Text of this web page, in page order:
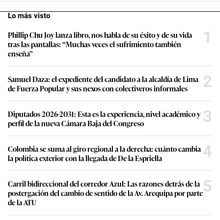
Lo más visto
Phillip Chu Joy lanza libro, nos habla de su éxito y de su vida
tras las pantallas: “Muchas veces el sufrimiento también
enseña”
1
Samuel Daza: el expediente del candidato a la alcaldía de Lima
de Fuerza Popular y sus nexos con colectiveros informales
2
Diputados 2026-2031: Esta es la experiencia, nivel académico y
perfil de la nueva Cámara Baja del Congreso
3
Colombia se suma al giro regional a la derecha: cuánto cambia
la política exterior con la llegada de De la Espriella
4
Carril bidireccional del corredor Azul: Las razones detrás de la
postergación del cambio de sentido de la Av. Arequipa por parte
de la ATU
5